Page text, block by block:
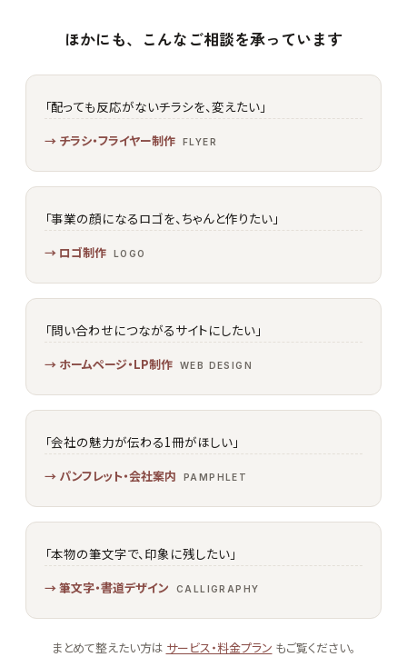
ほかにも、こんなご相談を承っています
「配っても反応がないチラシを、変えたい」
チラシ・フライヤー制作 FLYER
「事業の顔になるロゴを、ちゃんと作りたい」
ロゴ制作 LOGO
「問い合わせにつながるサイトにしたい」
ホームページ・LP制作 WEB DESIGN
「会社の魅力が伝わる1冊がほしい」
パンフレット・会社案内 PAMPHLET
「本物の筆文字で、印象に残したい」
筆文字・書道デザイン CALLIGRAPHY
まとめて整えたい方は サービス・料金プラン もご覧ください。